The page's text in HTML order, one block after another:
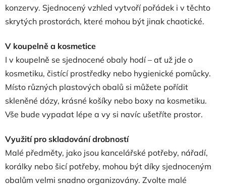
konzervy. Sjednocený vzhled vytvoří pořádek i v těchto
skrytých prostorách, které mohou být jinak chaotické.
V koupelně a kosmetice
I v koupelně se sjednocené obaly hodí – ať už jde o
kosmetiku, čistící prostředky nebo hygienické pomůcky.
Místo různých plastových obalů si můžete pořídit
skleněné dózy, krásné košíky nebo boxy na kosmetiku.
Vše bude vypadat lépe a vy si navíc ušetříte prostor.
Využití pro skladování drobností
Malé předměty, jako jsou kancelářské potřeby, nářadí,
korálky nebo šicí potřeby, mohou být díky sjednoceným
obalům velmi snadno organizovány. Zvolte malé